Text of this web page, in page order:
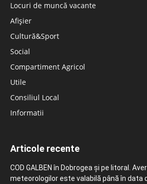
Locuri de muncă vacante
Afișier
Cultură&Sport
Social
Compartiment Agricol
Utile
Consiliul Local
Informatii
Articole recente
COD GALBEN în Dobrogea și pe litoral.
meteorologilor este valabilă până în data